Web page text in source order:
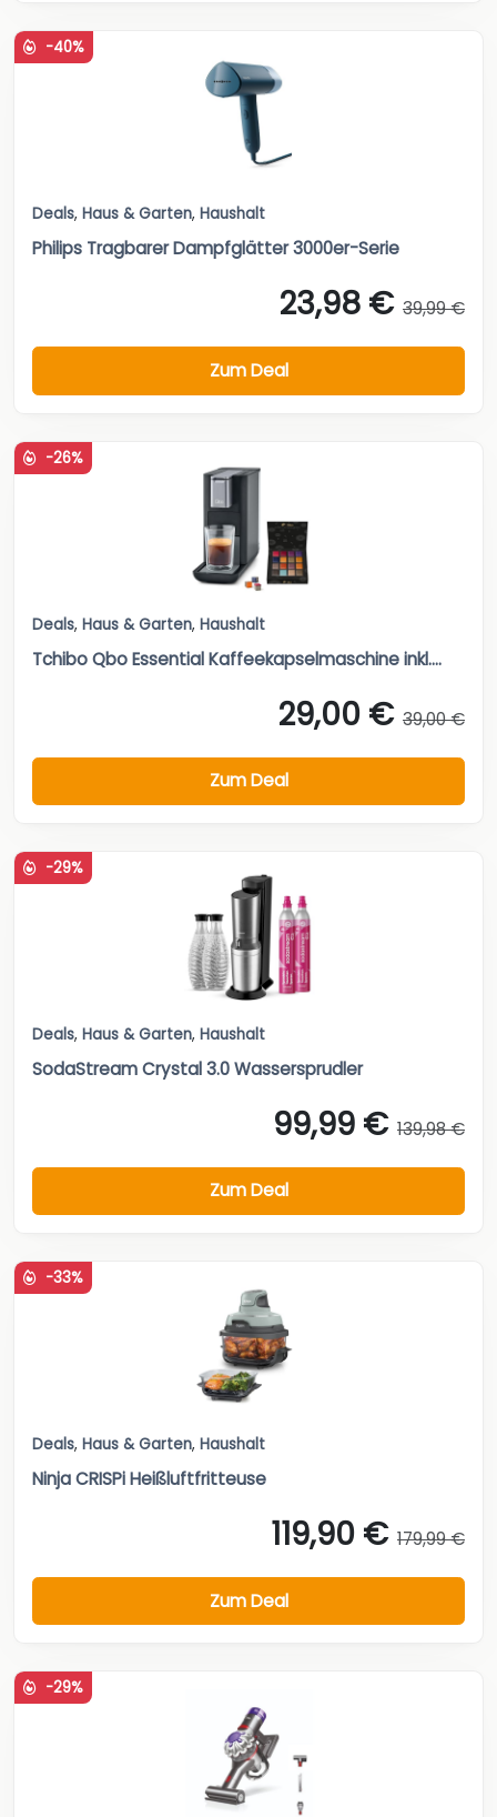
-40%
Deals, Haus & Garten, Haushalt
Philips Tragbarer Dampfglätter 3000er-Serie
23,98 € 39,99 €
Zum Deal
-26%
Deals, Haus & Garten, Haushalt
Tchibo Qbo Essential Kaffeekapselmaschine inkl....
29,00 € 39,00 €
Zum Deal
-29%
Deals, Haus & Garten, Haushalt
SodaStream Crystal 3.0 Wassersprudler
99,99 € 139,98 €
Zum Deal
-33%
Deals, Haus & Garten, Haushalt
Ninja CRISPi Heißluftfritteuse
119,90 € 179,99 €
Zum Deal
-29%